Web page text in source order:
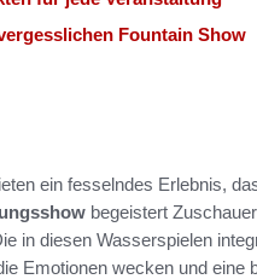
Fountain Show
ein fesselndes Erlebnis,
begeistert
in diesen Wasserspielen
Emotionen wecken und eine